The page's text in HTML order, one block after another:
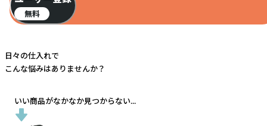
無料
日々の仕入れで
こんな悩みはありませんか？
いい商品がなかなか見つからない...